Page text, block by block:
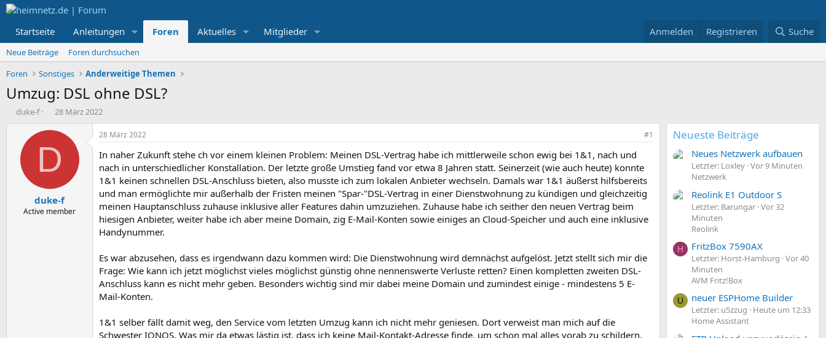
Startseite Anleitungen Foren Aktuelles Mitglieder Anmelden Registrieren Suche
Neue Beiträge
Foren durchsuchen
Foren
Sonstiges Anderweitige Themen
Umzug: DSL ohne DSL?
E
duke-f
E
s
e
l
t
a
m
28 März 2022
D
duke-f
Active member
28 März 2022 #1
In naher Zukunft stehe ch vor einem kleinen Problem: Meinen DSL-Vertrag habe ich mittlerweile schon ewig bei 1&1, nach und
nach in unterschiedlicher Konstallation. Der letzte große Umstieg fand vor etwa 8 Jahren statt. Seinerzeit (wie auch heute) konnte
1&1 keinen schnellen DSL-Anschluss bieten, also musste ich zum lokalen Anbieter wechseln. Damals war 1&1 äußerst hilfsbereits
und man ermöglichte mir außerhalb der Fristen meinen "Spar-"DSL-Vertrag in einer Dienstwohnung zu kündigen und gleichzeitig
meinen Hauptanschluss zuhause inklusive aller Features dahin umzuziehen. Zuhause habe ich seither den neuen Vertrag beim
hiesigen Anbieter, weiter habe ich aber meine Domain, zig E-Mail-Konten sowie einiges an Cloud-Speicher und auch eine inklusive
Handynummer.
Es war abzusehen, dass es irgendwann dazu kommen wird: Die Dienstwohnung wird demnächst aufgelöst. Jetzt stellt sich mir die
Frage: Wie kann ich jetzt möglichst vieles möglichst günstig ohne nennenswerte Verluste retten? Einen kompletten zweiten DSL-
Anschluss kann es nicht mehr geben. Besonders wichtig sind mir dabei meine Domain und zumindest einige - mindestens 5 E-
Mail-Konten.
1&1 selber fällt damit weg, den Service vom letzten Umzug kann ich nicht mehr geniesen. Dort verweist man mich auf die
Schwester IONOS. Was mir da etwas lästig ist, dass ich keine Mail-Kontakt-Adresse finde, um schon mal alles vorab zu schildern.
Neueste Beiträge
Neues Netzwerk aufbauen
Letzter: Loxley Vor 9 Minuten
Netzwerk
Reolink E1 Outdoor S
Letzter: Barungar Vor 32
Minuten
Reolink
H FritzBox 7590AX
Letzter: Horst-Hamburg Vor 40
Minuten
AVM Fritz!Box
U neuer ESPHome Builder
Letzter: u5zzug
Heute um 12:33
Home Assistant